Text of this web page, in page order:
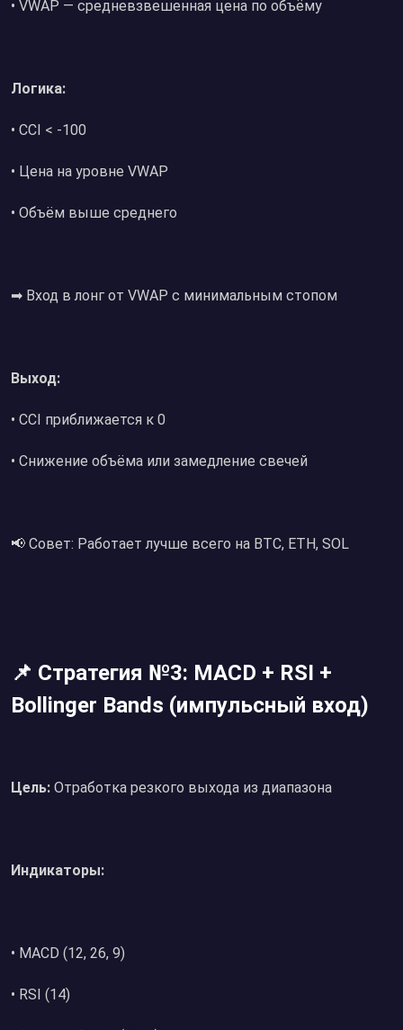
• VWAP — средневзвешенная цена по объёму
Логика:
• CCI < -100
• Цена на уровне VWAP
• Объём выше среднего
➡ Вход в лонг от VWAP с минимальным стопом
Выход:
• CCI приближается к 0
• Снижение объёма или замедление свечей
📢 Совет: Работает лучше всего на BTC, ETH, SOL
📌 Стратегия №3: MACD + RSI +
Bollinger Bands (импульсный вход)
Цель: Отработка резкого выхода из диапазона
Индикаторы:
• MACD (12, 26, 9)
• RSI (14)